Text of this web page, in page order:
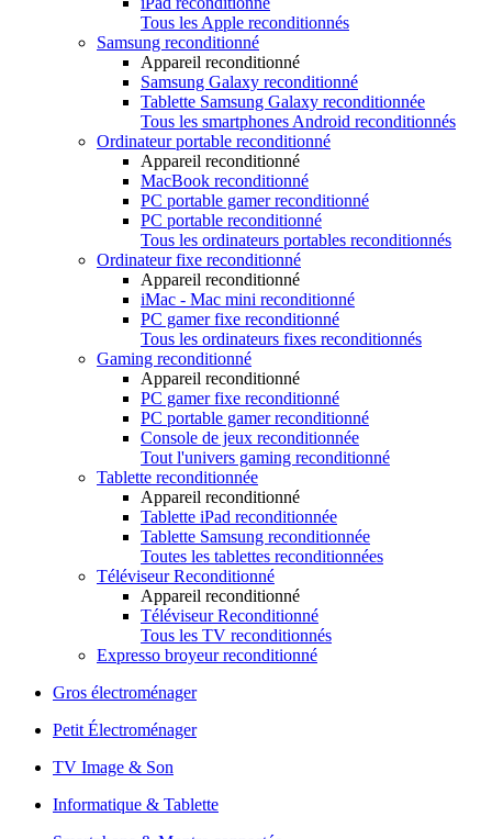
Tous les Apple reconditionnés
Samsung reconditionné
Appareil reconditionné
Samsung Galaxy reconditionné
Tablette Samsung Galaxy reconditionnée
Tous les smartphones Android reconditionnés
Ordinateur portable reconditionné
Appareil reconditionné
MacBook reconditionné
PC portable gamer reconditionné
PC portable reconditionné
Tous les ordinateurs portables reconditionnés
Ordinateur fixe reconditionné
Appareil reconditionné
iMac - Mac mini reconditionné
PC gamer fixe reconditionné
Tous les ordinateurs fixes reconditionnés
Gaming reconditionné
Appareil reconditionné
PC gamer fixe reconditionné
PC portable gamer reconditionné
Console de jeux reconditionnée
Tout l'univers gaming reconditionné
Tablette reconditionnée
Appareil reconditionné
Tablette iPad reconditionnée
Tablette Samsung reconditionnée
Toutes les tablettes reconditionnées
Téléviseur Reconditionné
Appareil reconditionné
Téléviseur Reconditionné
Tous les TV reconditionnés
Expresso broyeur reconditionné
Gros électroménager
Petit Électroménager
TV Image & Son
Informatique & Tablette